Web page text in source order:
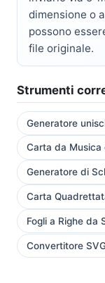
dimensione o
possono
file originale.
Strumenti
Generatore
Carta da Musica
Generatore di
Carta
Fogli a Righe da
Convertitore